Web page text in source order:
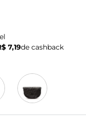
7,19de cashback